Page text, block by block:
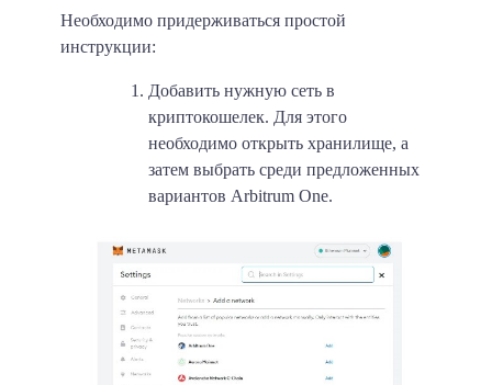
Необходимо придерживаться простой
инструкции:
Добавить нужную сеть в
криптокошелек. Для этого
необходимо открыть хранилище, а
затем выбрать среди предложенных
вариантов Arbitrum One.